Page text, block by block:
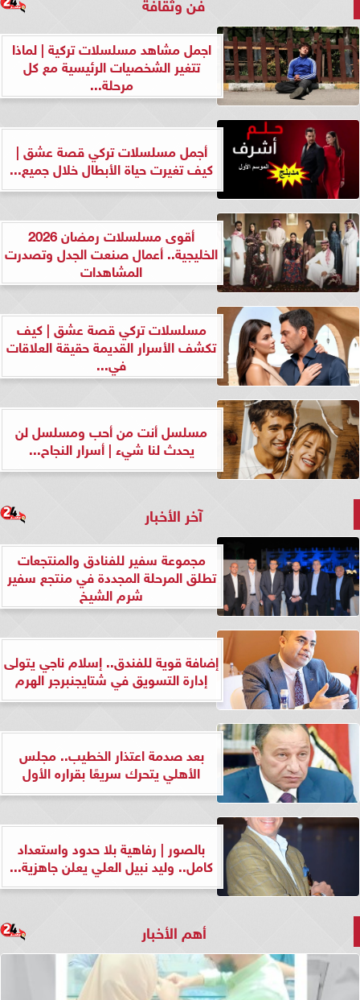
اجمل مشاهد مسلسلات تركية | لماذا
تتغير الشخصيات الرئيسية مع كل
مرحلة...
أجمل مسلسلات تركي قصة عشق |
كيف تغيرت حياة الأبطال خلال جميع...
أقوى مسلسلات رمضان 2026
الخليجية.. أعمال صنعت الجدل وتصدرت
المشاهدات
مسلسلات تركي قصة عشق | كيف
تكشف الأسرار القديمة حقيقة العلاقات
في...
مسلسل أنت من أحب ومسلسل لن
يحدث لنا شيء | أسرار النجاح...
آخر الأخبار
مجموعة سفير للفنادق والمنتجعات
تطلق المرحلة المجددة في منتجع سفير
شرم الشيخ
إضافة قوية للفندق.. إسلام ناجي يتولى
إدارة التسويق في شتايجنبرجر الهرم
بعد صدمة اعتذار الخطيب.. مجلس
الأهلي يتحرك سريعًا بقراره الأول
بالصور | رفاهية بلا حدود واستعداد
كامل.. وليد نبيل العلي يعلن جاهزية...
أهم الأخبار